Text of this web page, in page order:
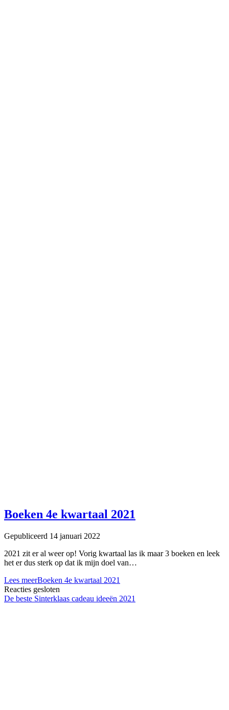
Boeken 4e kwartaal 2021
Gepubliceerd 14 januari 2022
2021 zit er al weer op! Vorig kwartaal las ik maar 3 boeken en leek
het er dus sterk op dat ik mijn doel van…
Lees meerBoeken 4e kwartaal 2021
Reacties gesloten
De beste Sinterklaas cadeau ideeën 2021